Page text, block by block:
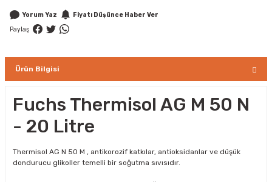
Yorum Yaz
Fiyatı Düşünce Haber Ver
Paylaş
Ürün Bilgisi
Fuchs Thermisol AG M 50 N
- 20 Litre
Thermisol AG N 50 M , antikorozif katkılar, antioksidanlar ve düşük
dondurucu glikoller temelli bir soğutma sıvısıdır.